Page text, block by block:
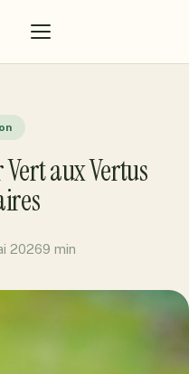
aux Vertus
20269 min